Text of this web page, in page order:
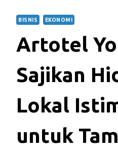
BISNIS EKONOMI
Artotel
Sajikan
Lokal
untuk